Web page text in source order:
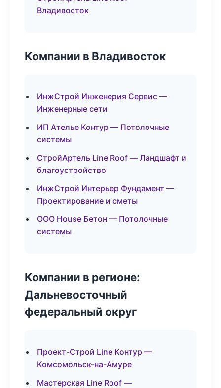
Владивосток
Компании в Владивосток
ИнжСтрой Инженерия Сервис —
Инженерные сети
ИП Ателье Контур — Потолочные
системы
СтройАртель Line Roof — Ландшафт и
благоустройство
ИнжСтрой Интерьер Фундамент —
Проектирование и сметы
ООО House Бетон — Потолочные
системы
Компании в регионе:
Дальневосточный
федеральный округ
Проект-Строй Line Контур —
Комсомольск-на-Амуре
Мастерская Line Roof —